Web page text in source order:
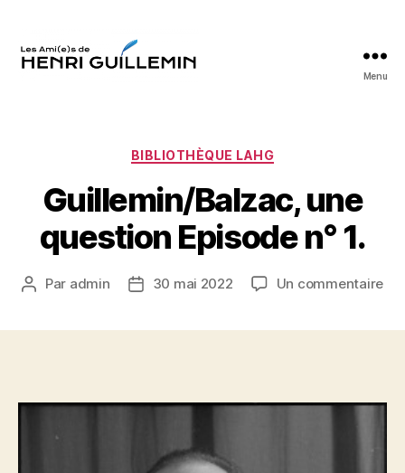
Menu
Catégories
BIBLIOTHÈQUE LAHG
Guillemin/Balzac, une
question Episode n° 1.
Auteur
Par admin
Date30 mai 2022 Un commentairesur
1.